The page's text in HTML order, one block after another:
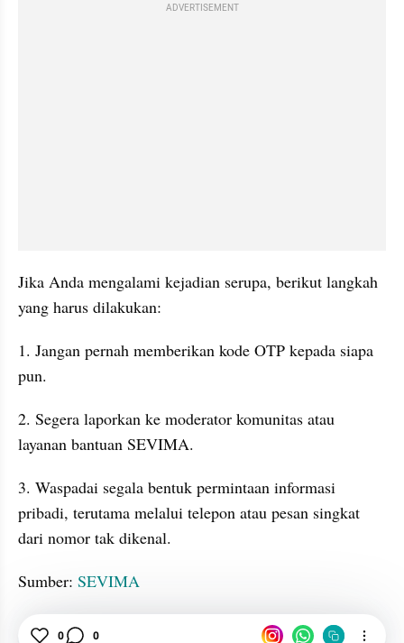
ADVERTISEMENT
Jika Anda mengalami kejadian serupa, berikut langkah
yang harus dilakukan:
1. Jangan pernah memberikan kode OTP kepada siapa
pun.
2. Segera laporkan ke moderator komunitas atau
layanan bantuan SEVIMA.
3. Waspadai segala bentuk permintaan informasi
pribadi, terutama melalui telepon atau pesan singkat
dari nomor tak dikenal.
Sumber: SEVIMA
Waspada
0 0